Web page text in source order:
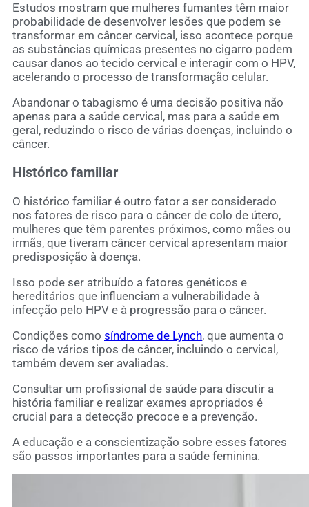
Estudos mostram que mulheres fumantes têm maior
probabilidade de desenvolver lesões que podem se
transformar em câncer cervical, isso acontece porque
as substâncias químicas presentes no cigarro podem
causar danos ao tecido cervical e interagir com o HPV,
acelerando o processo de transformação celular.
Abandonar o tabagismo é uma decisão positiva não
apenas para a saúde cervical, mas para a saúde em
geral, reduzindo o risco de várias doenças, incluindo o
câncer.
Histórico familiar
O histórico familiar é outro fator a ser considerado
nos fatores de risco para o câncer de colo de útero,
mulheres que têm parentes próximos, como mães ou
irmãs, que tiveram câncer cervical apresentam maior
predisposição à doença.
Isso pode ser atribuído a fatores genéticos e
hereditários que influenciam a vulnerabilidade à
infecção pelo HPV e à progressão para o câncer.
Condições como síndrome de Lynch, que aumenta o
risco de vários tipos de câncer, incluindo o cervical,
também devem ser avaliadas.
Consultar um profissional de saúde para discutir a
história familiar e realizar exames apropriados é
crucial para a detecção precoce e a prevenção.
A educação e a conscientização sobre esses fatores
são passos importantes para a saúde feminina.